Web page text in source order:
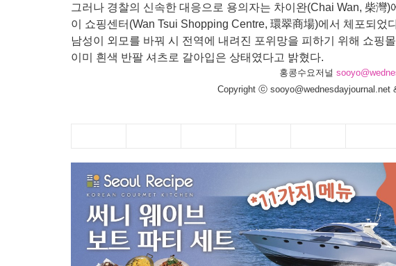
그러나 경찰의 신속한 대응으로 용의자는 차이완(Chai Wan, 柴灣)
이 쇼핑센터(Wan Tsui Shopping Centre, 環翠商場)에서 체포되었
남성이 외모를 바꿔 시 전역에 내려진 포위망을 피하기 위해 쇼핑
이미 흰색 반팔 셔츠로 갈아입은 상태였다고 밝혔다.
홍콩수요저널
Copyright ⓒ sooyo@wednesdayjournal.net